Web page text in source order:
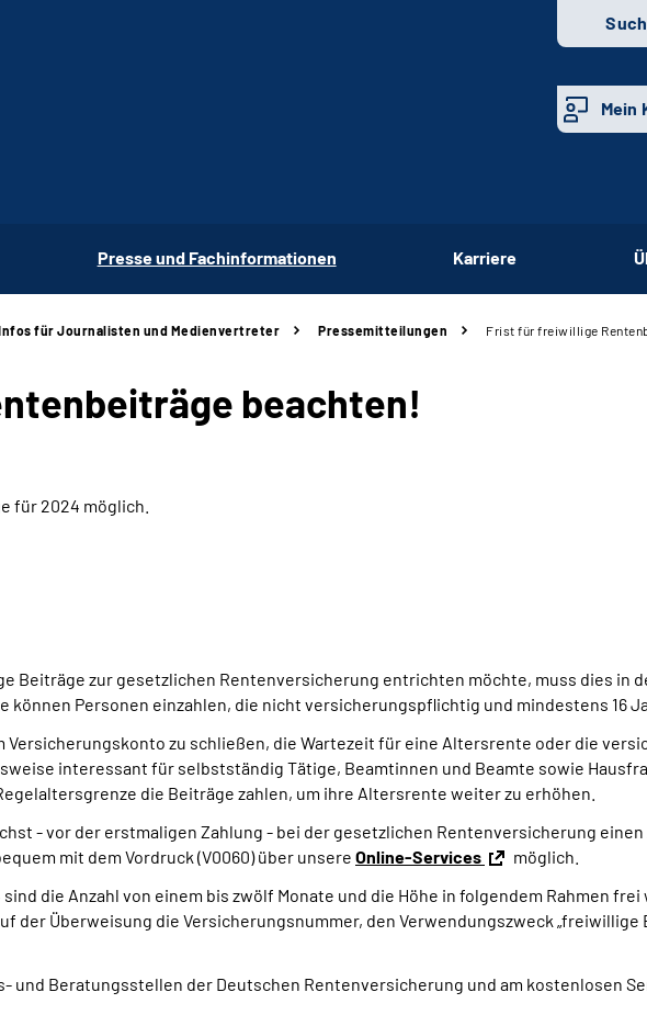
Mein
Presse und Fachinformationen Karriere
für Journalisten und Medienvertreter Pressemitteilungen Frist für freiwillige
beachten!
für 2024 möglich.
Beiträge zur gesetzlichen Rentenversicherung entrichten möchte, muss dies in
können Personen einzahlen, die nicht versicherungspflichtig und mindestens 16
Versicherungskonto zu schließen, die Wartezeit für eine Altersrente oder die
interessant für selbstständig Tätige, Beamtinnen und Beamte sowie
die Beiträge zahlen, um ihre Altersrente weiter zu erhöhen.
- vor der erstmaligen Zahlung - bei der gesetzlichen Rentenversicherung
mit dem Vordruck (V0060) über unsere Online-Services
möglich.
die Anzahl von einem bis zwölf Monate und die Höhe in folgendem Rahmen
der Überweisung die Versicherungsnummer, den Verwendungszweck „freiwillige
und Beratungsstellen der Deutschen Rentenversicherung und am kostenlosen